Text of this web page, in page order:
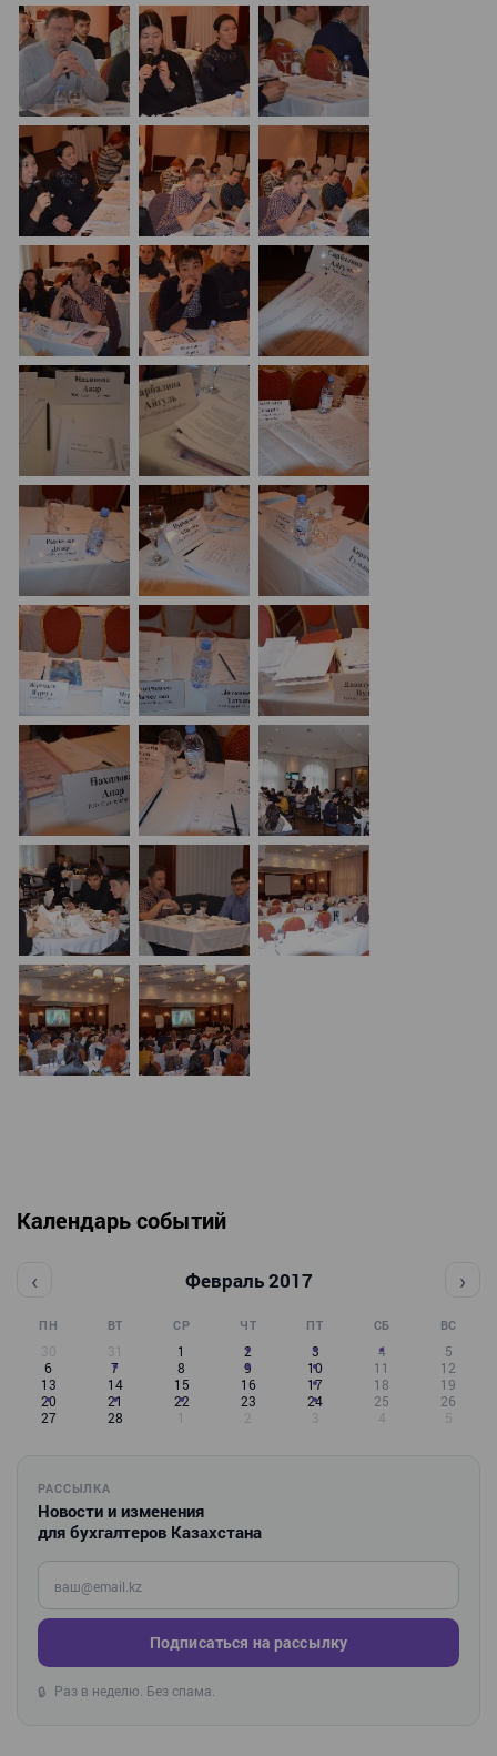
Календарь событий
‹ Февраль 2017 ›
ПН ВТ СР ЧТ ПТ СБ ВС
30 31 1 2 3 4
5
6
7 8 9 10 11
12
13
14 15 16 17 18
19
20
21 22 23 24 25
26
27
28 1 2 3 4 5
РАССЫЛКА
Новости и изменения
для бухгалтеров Казахстана
Введите ваш e-mail
Подписаться на рассылку
🔒 Раз в неделю. Без спама.